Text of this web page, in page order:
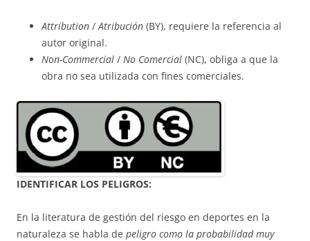
Attribution /Atribución (BY), requiere la referencia al
autor original.
Non-Commercial / No Comercial (NC), obliga a que la
obra no sea utilizada con fines comerciales.
IDENTIFICAR LOS PELIGROS:
En la literatura de gestión del riesgo en deportes en la
naturaleza se habla de peligro como la probabilidad muy